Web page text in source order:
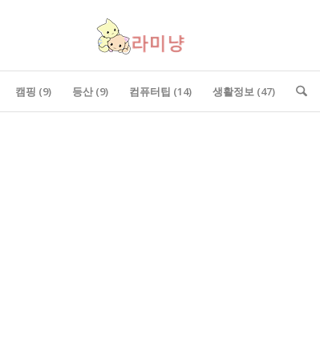
캠핑 (9) 등산 (9) 컴퓨터팁 (14) 생활정보 (47)